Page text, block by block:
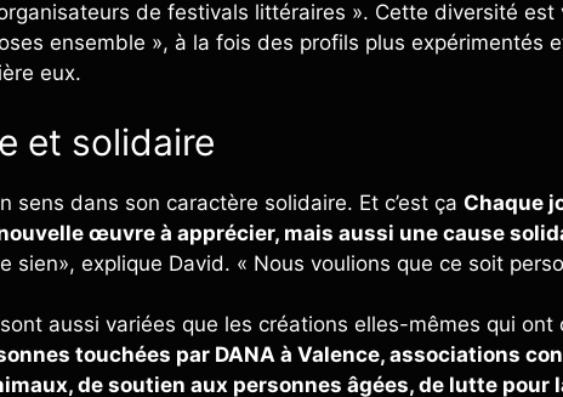
de festivals littéraires ». Cette diversité est
ensemble », à la fois des profils plus expérimentés
eux.
et solidaire
sens dans son caractère solidaire. Et c’est ça Chaque
œuvre à apprécier, mais aussi une cause
sien», explique David. « Nous voulions que ce soit
aussi variées que les créations elles-mêmes qui ont
touchées par DANA à Valence, associations
de soutien aux personnes âgées, de lutte pour